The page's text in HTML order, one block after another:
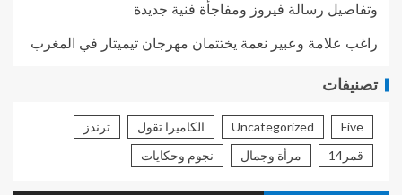
وتفاصيل رسالة فيروز ومفاجأة فنية جديدة
راغب علامة وعبير نعمة يختتمان مهرجان تيميتار في المغرب
تصنيفات
Five
Uncategorized الكاميرا تقول
ترندز
قمر14
مرأة وجمال نجوم وحكايات